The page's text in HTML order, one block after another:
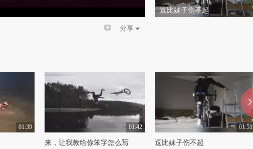
分享
逗比妹子伤不起
01:39 01:42
来，让我教给你笨字怎么写
01:51
逗比妹子伤不起